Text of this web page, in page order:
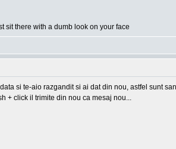
sit there with a dumb look on your face
si te-aio razgandit si ai dat din nou, astfel sunt
+ click il trimite din nou ca mesaj nou...